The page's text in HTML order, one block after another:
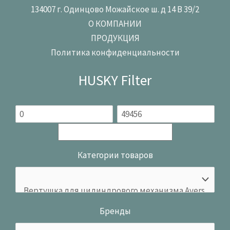
134007 г. Одинцово Можайское ш. д 14 В 39/2
О КОМПАНИИ
ПРОДУКЦИЯ
Политика конфиденциальности
HUSKY Filter
Категории товаров
Бренды